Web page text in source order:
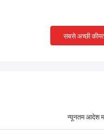
को सीखने और संचालित करने के लिए
साथ सावधानीपूर्वक सहयोग किया,चीन
सबसे अच्छी
न्यूनतम आदेश